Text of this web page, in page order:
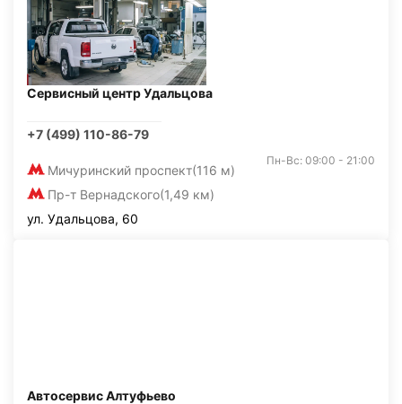
Сервисный центр Удальцова
+7 (499) 110-86-79
Мичуринский проспект(116 м)
Пр-т Вернадского(1,49 км)
Пн-Вс: 09:00 - 21:00
ул. Удальцова, 60
Автосервис Алтуфьево